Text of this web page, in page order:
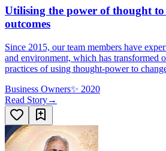
Utilising the power of thought
outcomes
Since 2015, our team members have
and environment, which has transformed
practices of using thought-power to
Business Owners✨ 2020
Read Story→